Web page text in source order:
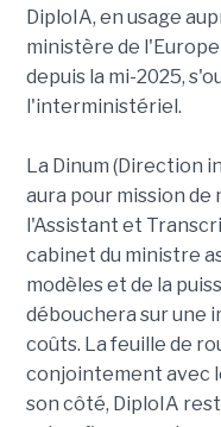
DiploIA, en usage
ministère de
depuis la mi-2025,
l'interministériel.
La Dinum (Direction
aura pour mission
l'Assistant et
cabinet du ministre
modèles et de la
débouchera sur une
coûts. La feuille de
conjointement avec
son côté, DiploIA